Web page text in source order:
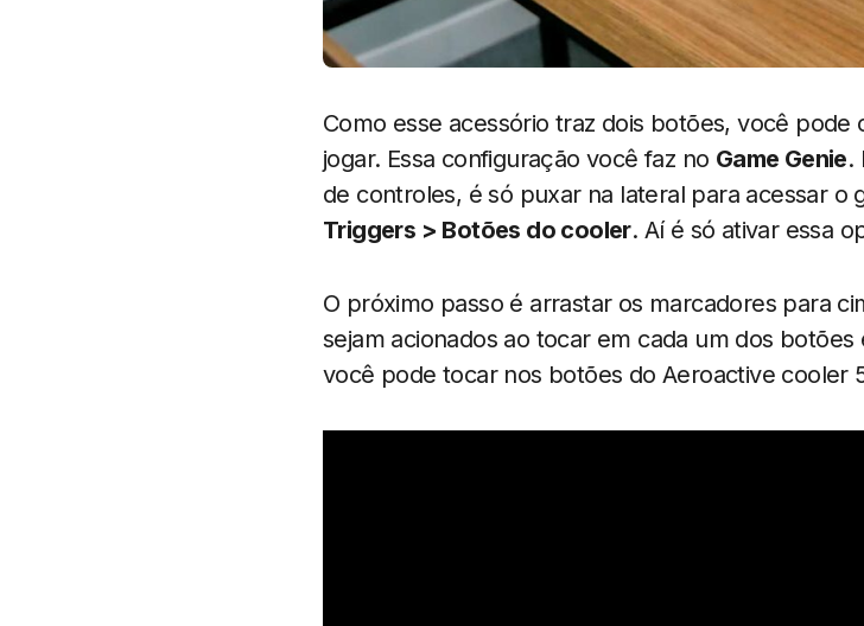
Como esse acessório traz dois botões, você
jogar. Essa configuração você faz no Game Genie.
de controles, é só puxar na lateral para acessar o
Triggers > Botões do cooler. Aí é só ativar essa
O próximo passo é arrastar os marcadores para
sejam acionados ao tocar em cada um dos
você pode tocar nos botões do Aeroactive cooler